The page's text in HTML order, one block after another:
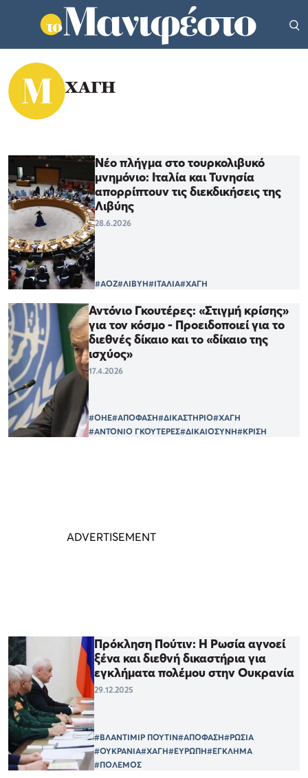
ΧΑΓΗ
Νέο πλήγμα στο τουρκολιβυκό
μνημόνιο: Ιταλία και Τυνησία
απορρίπτουν τις διεκδικήσεις της
Λιβύης
28.6.2026
#ΑΟΖ#ΛΙΒΥΗ#ΙΤΑΛΙΑ#ΧΑΓΗ
Αντόνιο Γκουτέρες: «Στιγμή κρίσης»
για τον κόσμο - Προειδοποιεί για το
διεθνές δίκαιο και το «δίκαιο της
ισχύος»
17.4.2026
#ΟΗΕ#ΑΠΟΦΑΣΗ#ΔΙΚΑΣΤΗΡΙΟ#ΧΑΓΗ
#ΑΝΤΟΝΙΟ ΓΚΟΥΤΕΡΕΣ#ΔΙΚΑΙΟΣΥΝΗ#ΚΡΙΣΗ
Πρόκληση Πούτιν: Η Ρωσία αγνοεί
ξένα και διεθνή δικαστήρια για
εγκλήματα πολέμου στην Ουκρανία
29.12.2025
#ΒΛΑΝΤΙΜΙΡ ΠΟΥΤΙΝ#ΑΠΟΦΑΣΗ#ΡΩΣΙΑ
#ΟΥΚΡΑΝΙΑ#ΧΑΓΗ#ΕΥΡΩΠΗ#ΕΓΚΛΗΜΑ
#ΠΟΛΕΜΟΣ